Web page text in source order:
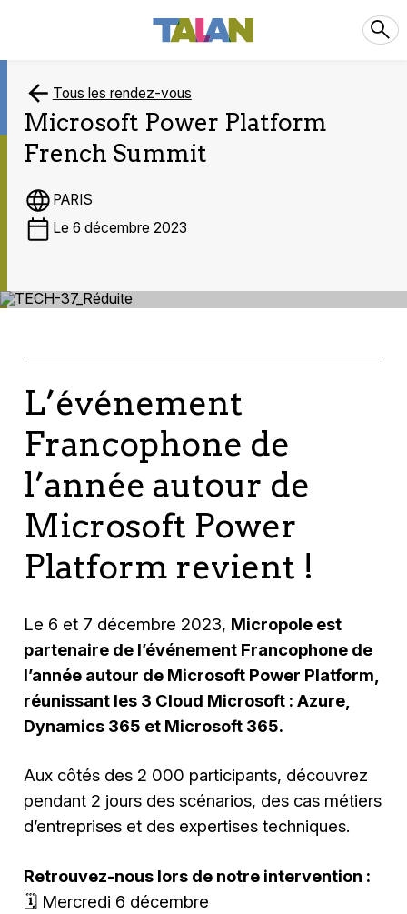
Tous les rendez-vous
Microsoft Power Platform
French Summit
PARIS
Le 6 décembre 2023
L’événement
Francophone de
l’année autour de
Microsoft Power
Platform revient !
Le 6 et 7 décembre 2023, Micropole est
partenaire de l’événement Francophone de
l’année autour de Microsoft Power Platform,
réunissant les 3 Cloud Microsoft : Azure,
Dynamics 365 et Microsoft 365.
Aux côtés des 2 000 participants, découvrez
pendant 2 jours des scénarios, des cas métiers
d’entreprises et des expertises techniques.
Retrouvez-nous lors de notre intervention :
🗓 Mercredi 6 décembre